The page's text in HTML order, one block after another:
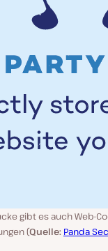
gibt es auch Web-
(Quelle: Panda